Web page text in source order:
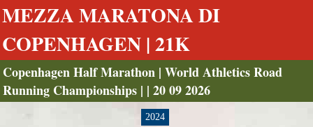
MEZZA MARATONA DI
COPENHAGEN | 21K
Copenhagen Half Marathon | World Athletics Road
Running Championships | | 20 09 2026
2024